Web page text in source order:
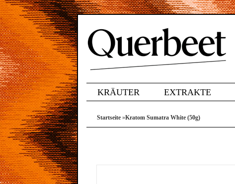
KRÄUTER EXTRAKTE
Startseite »Kratom Sumatra White (50g)